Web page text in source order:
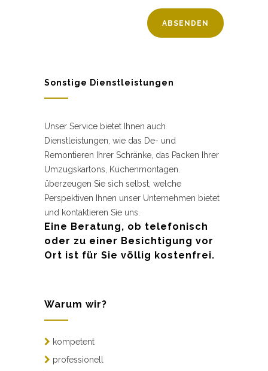
Sonstige Dienstleistungen
Unser Service bietet Ihnen auch
Dienstleistungen, wie das De- und
Remontieren Ihrer Schränke, das Packen Ihrer
Umzugskartons, Küchenmontagen.
überzeugen Sie sich selbst, welche
Perspektiven Ihnen unser Unternehmen bietet
und kontaktieren Sie uns.
Eine Beratung, ob telefonisch
oder zu einer Besichtigung vor
Ort ist für Sie völlig kostenfrei.
Warum wir?
kompetent
professionell